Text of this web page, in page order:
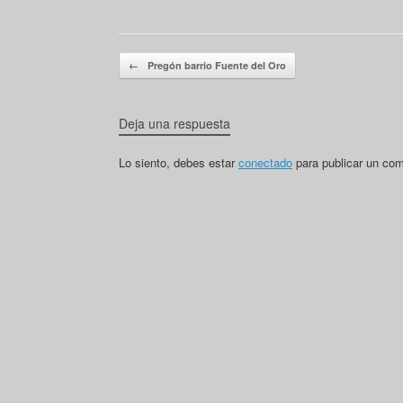
Navegador de artículos
← Pregón barrio Fuente del Oro
Deja una respuesta
Lo siento, debes estarconectado para publicar un